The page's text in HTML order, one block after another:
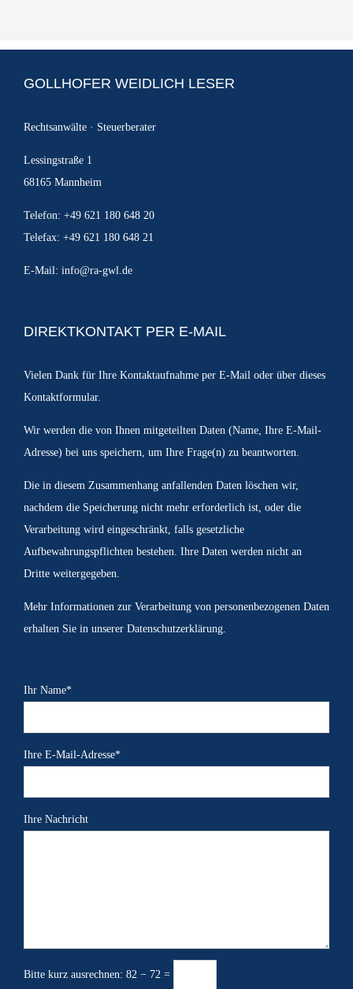
GOLLHOFER WEIDLICH LESER
Rechtsanwälte · Steuerberater
Lessingstraße 1
68165 Mannheim
Telefon: +49 621 180 648 20
Telefax: +49 621 180 648 21
E-Mail: info@ra-gwl.de
DIREKTKONTAKT PER E-MAIL
Vielen Dank für Ihre Kontaktaufnahme per E-Mail oder über dieses
Kontaktformular.
Wir werden die von Ihnen mitgeteilten Daten (Name, Ihre E-Mail-
Adresse) bei uns speichern, um Ihre Frage(n) zu beantworten.
Die in diesem Zusammenhang anfallenden Daten löschen wir,
nachdem die Speicherung nicht mehr erforderlich ist, oder die
Verarbeitung wird eingeschränkt, falls gesetzliche
Aufbewahrungspflichten bestehen. Ihre Daten werden nicht an
Dritte weitergegeben.
Mehr Informationen zur Verarbeitung von personenbezogenen Daten
erhalten Sie in unserer Datenschutzerklärung.
Ihr Name*
Ihre E-Mail-Adresse*
Ihre Nachricht
Bitte kurz ausrechnen: 82 − 72 =